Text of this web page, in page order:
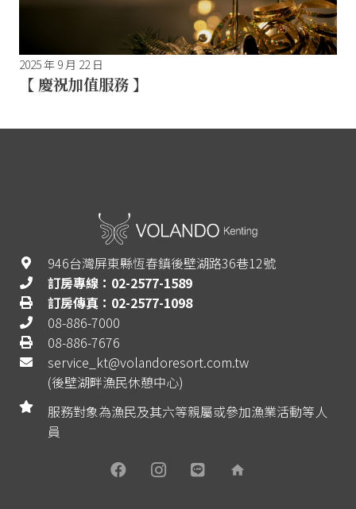
2025 年 9 月 22 日
【 慶祝加值服務 】
946台灣屏東縣恆春鎮後壁湖路36巷12號
訂房專線：02-2577-1589
訂房傳真：02-2577-1098
08-886-7000
08-886-7676
service_kt@volandoresort.com.tw
(後壁湖畔漁民休憩中心)
服務對象為漁民及其六等親屬或參加漁業活動等人
員
home